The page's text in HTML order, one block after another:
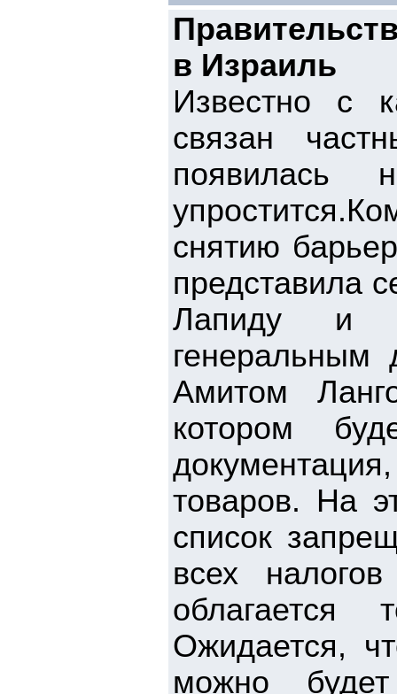
в Израиль
Известно с
связан
появилась
снятию
представила
Лапиду и
генеральным
Амитом
котором
товаров. На
список
всех
Ожидается,
можно